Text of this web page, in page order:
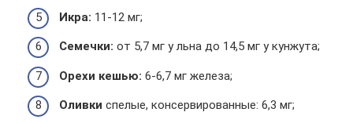
Икра: 11-12 мг;
Семечки: от 5,7 мг у льна до 14,5 мг у кунжута;
Орехи кешью: 6-6,7 мг железа;
Оливки спелые, консервированные: 6,3 мг;